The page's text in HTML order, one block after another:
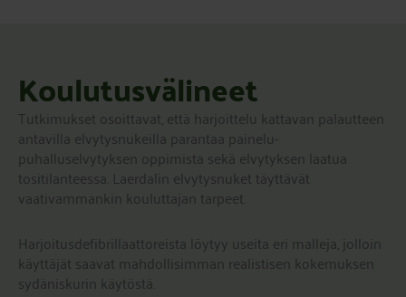
Koulutusvälineet
Tutkimukset osoittavat, että harjoittelu kattavan palautteen
antavilla elvytysnukeilla parantaa painelu-
puhalluselvytyksen oppimista sekä elvytyksen laatua
tositilanteessa. Laerdalin elvytysnuket täyttävät
vaativammankin kouluttajan tarpeet.
Harjoitusdefibrillaattoreista löytyy useita eri malleja, jolloin
käyttäjät saavat mahdollisimman realistisen kokemuksen
sydäniskurin käytöstä.